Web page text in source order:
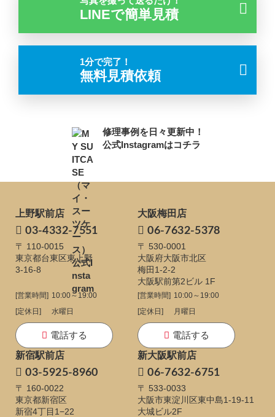
LINEで簡単見積
1分で完了！
無料見積依頼
修理事例を日々更新中！
公式Instagramはコチラ
上野駅前店
03-4332-7551
〒 110-0015
東京都台東区東上野
3-16-8
[営業時間] 10:00～19:00
[定休日]
水曜日
電話する
大阪梅田店
06-7632-5378
〒 530-0001
大阪府大阪市北区
梅田1-2-2
大阪駅前第2ビル 1F
[営業時間] 10:00～19:00
[定休日]
月曜日
電話する
新宿駅前店
03-5925-8960
〒 160-0022
東京都新宿区
新宿4丁目1−22
新大阪駅前店
06-7632-6751
〒 533-0033
大阪市東淀川区東中島1-19-11
大城ビル2F